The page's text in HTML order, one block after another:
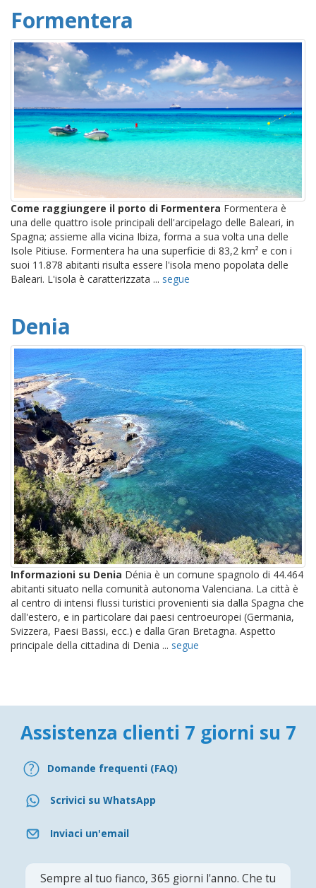
Formentera
Come raggiungere il porto di Formentera Formentera è
una delle quattro isole principali dell'arcipelago delle Baleari, in
Spagna; assieme alla vicina Ibiza, forma a sua volta una delle
Isole Pitiuse. Formentera ha una superficie di 83,2 km² e con i
suoi 11.878 abitanti risulta essere l'isola meno popolata delle
Baleari. L'isola è caratterizzata ... segue
Denia
Informazioni su Denia Dénia è un comune spagnolo di 44.464
abitanti situato nella comunità autonoma Valenciana. La città è
al centro di intensi flussi turistici provenienti sia dalla Spagna che
dall'estero, e in particolare dai paesi centroeuropei (Germania,
Svizzera, Paesi Bassi, ecc.) e dalla Gran Bretagna. Aspetto
principale della cittadina di Denia ... segue
Assistenza clienti 7 giorni su 7
Domande frequenti (FAQ)
Scrivici su WhatsApp
Inviaci un'email
Sempre al tuo fianco, 365 giorni l'anno. Che tu